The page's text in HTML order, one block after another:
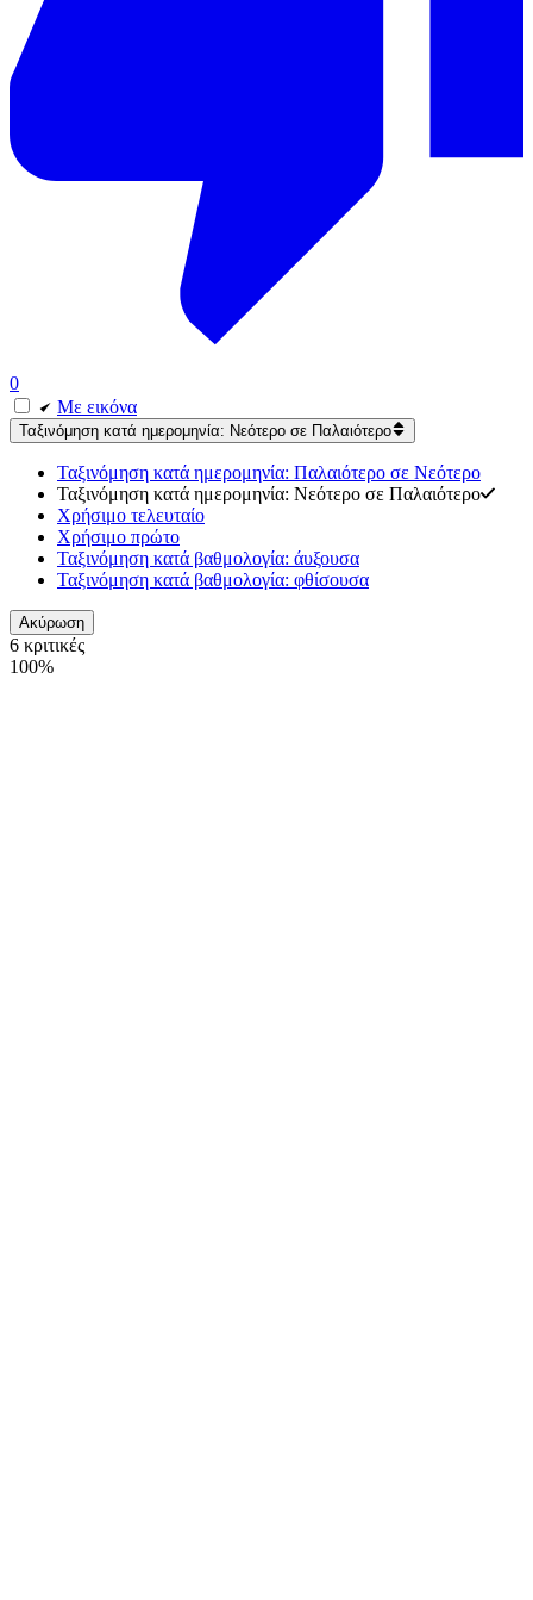
0
Με εικόνα
Ταξινόμηση κατά ημερομηνία: Νεότερο σε Παλαιότερο
Ταξινόμηση κατά ημερομηνία: Παλαιότερο σε Νεότερο
Ταξινόμηση κατά ημερομηνία: Νεότερο σε Παλαιότερο
Χρήσιμο τελευταίο
Χρήσιμο πρώτο
Ταξινόμηση κατά βαθμολογία: άυξουσα
Ταξινόμηση κατά βαθμολογία: φθίσουσα
Ακύρωση
6 κριτικές
100%